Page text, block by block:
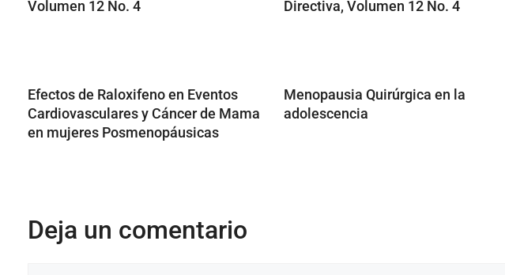
Volumen 12 No. 4
Directiva, Volumen 12 No. 4
Efectos de Raloxifeno en Eventos
Cardiovasculares y Cáncer de Mama
en mujeres Posmenopáusicas
Menopausia Quirúrgica en la
adolescencia
Deja un comentario